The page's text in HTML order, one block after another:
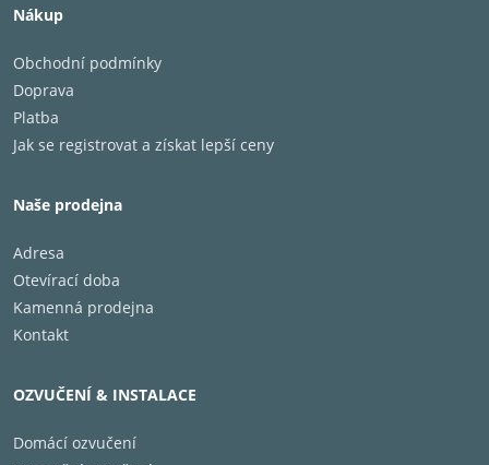
Nákup
Obchodní podmínky
Doprava
Platba
Jak se registrovat a získat lepší ceny
Naše prodejna
Adresa
Otevírací doba
Kamenná prodejna
Kontakt
OZVUČENÍ & INSTALACE
Domácí ozvučení